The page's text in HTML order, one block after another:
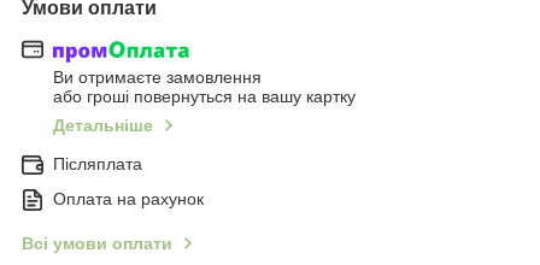
Умови оплати
Ви отримаєте замовлення
або гроші повернуться на вашу картку
Детальніше
Післяплата
Оплата на рахунок
Всі умови оплати